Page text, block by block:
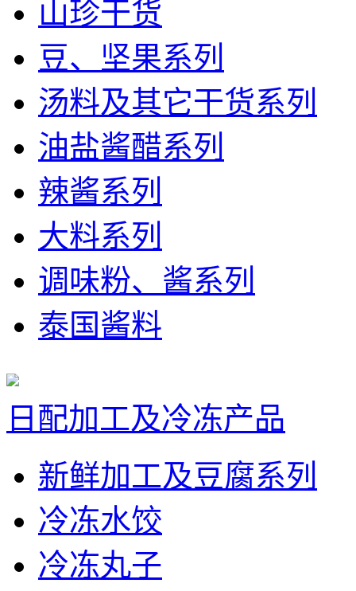
山珍干货
豆、坚果系列
汤料及其它干货系列
油盐酱醋系列
辣酱系列
大料系列
调味粉、酱系列
泰国酱料
日配加工及冷冻产品
新鲜加工及豆腐系列
冷冻水饺
冷冻丸子